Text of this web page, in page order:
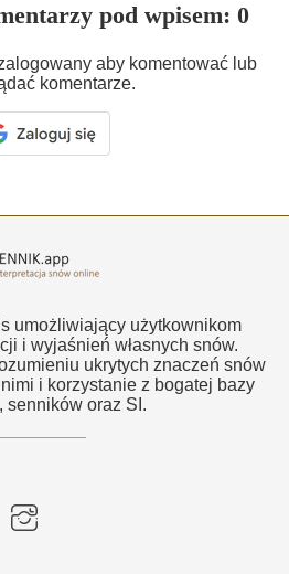
pod wpisem: 0
aby komentować lub
komentarze.
umożliwiający użytkownikom
i wyjaśnień własnych snów.
ukrytych znaczeń snów
i korzystanie z bogatej bazy
senników oraz SI.